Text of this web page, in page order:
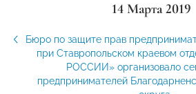
14 Марта 2019
Бюро по защите прав
при Ставропольском краевом
РОССИИ» организовало
предпринимателей